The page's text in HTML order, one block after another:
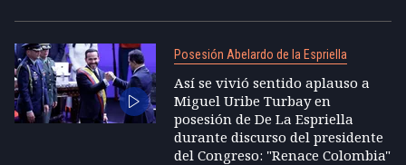
Posesión Abelardo de la Espriella
Así se vivió sentido aplauso a
Miguel Uribe Turbay en
posesión de De La Espriella
durante discurso del presidente
del Congreso: "Renace Colombia"